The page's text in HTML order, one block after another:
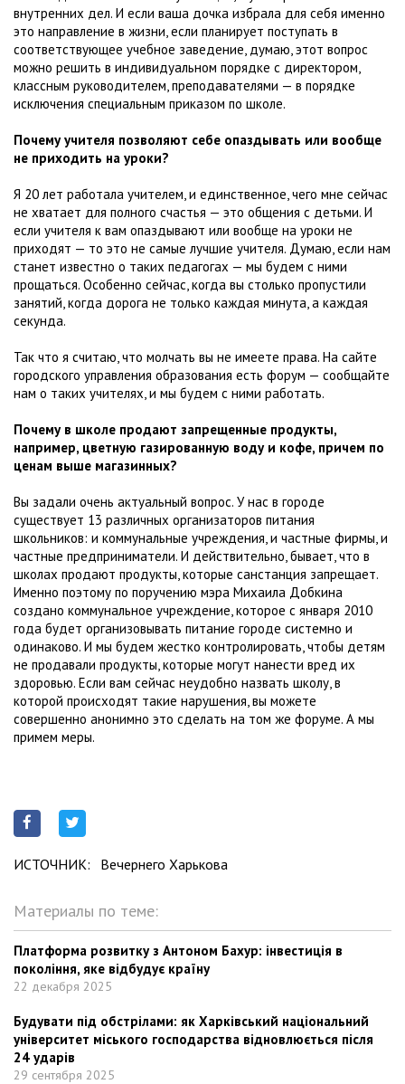
внутренних дел. И если ваша дочка избрала для себя именно
это направление в жизни, если планирует поступать в
соответствующее учебное заведение, думаю, этот вопрос
можно решить в индивидуальном порядке с директором,
классным руководителем, преподавателями — в порядке
исключения специальным приказом по школе.
Почему учителя позволяют себе опаздывать или вообще
не приходить на уроки?
Я 20 лет работала учителем, и единственное, чего мне сейчас
не хватает для полного счастья — это общения с детьми. И
если учителя к вам опаздывают или вообще на уроки не
приходят — то это не самые лучшие учителя. Думаю, если нам
станет известно о таких педагогах — мы будем с ними
прощаться. Особенно сейчас, когда вы столько пропустили
занятий, когда дорога не только каждая минута, а каждая
секунда.
Так что я считаю, что молчать вы не имеете права. На сайте
городского управления образования есть форум — сообщайте
нам о таких учителях, и мы будем с ними работать.
Почему в школе продают запрещенные продукты,
например, цветную газированную воду и кофе, причем по
ценам выше магазинных?
Вы задали очень актуальный вопрос. У нас в городе
существует 13 различных организаторов питания
школьников: и коммунальные учреждения, и частные фирмы, и
частные предприниматели. И действительно, бывает, что в
школах продают продукты, которые санстанция запрещает.
Именно поэтому по поручению мэра Михаила Добкина
создано коммунальное учреждение, которое с января 2010
года будет организовывать питание городе системно и
одинаково. И мы будем жестко контролировать, чтобы детям
не продавали продукты, которые могут нанести вред их
здоровью. Если вам сейчас неудобно назвать школу, в
которой происходят такие нарушения, вы можете
совершенно анонимно это сделать на том же форуме. А мы
примем меры.
ИСТОЧНИК: Вечернего Харькова
Материалы по теме:
Платформа розвитку з Антоном Бахур: інвестиція в
покоління, яке відбудує країну
22 декабря 2025
Будувати під обстрілами: як Харківський національний
університет міського господарства відновлюється після
24 ударів
29 сентября 2025